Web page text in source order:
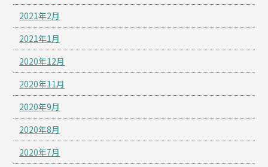
2021年2月
2021年1月
2020年12月
2020年11月
2020年9月
2020年8月
2020年7月